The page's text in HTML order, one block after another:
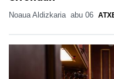
Noaua Aldizkaria abu 06